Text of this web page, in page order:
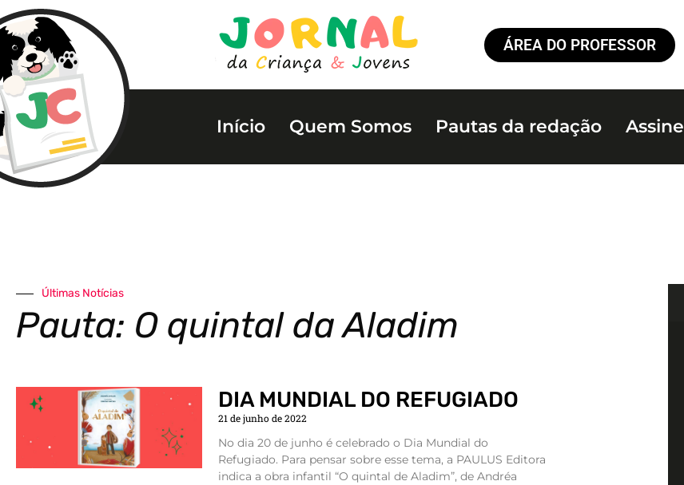
ÁREA DO PROFESSOR
Início Quem Somos Pautas da redação Assine
Últimas Notícias
Pauta: O quintal da Aladim
DIA MUNDIAL DO REFUGIADO
21 de junho de 2022
No dia 20 de junho é celebrado o Dia Mundial do
Refugiado. Para pensar sobre esse tema, a PAULUS Editora
indica a obra infantil “O quintal de Aladim”, de Andréa